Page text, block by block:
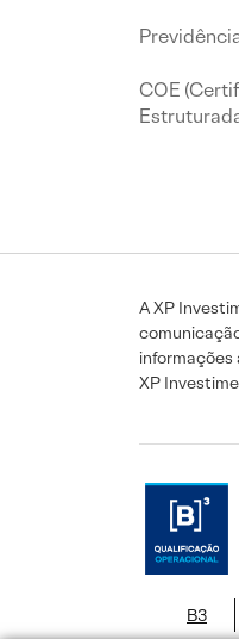
COE
A XP
informações
XP
B3